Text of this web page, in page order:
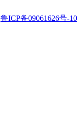
鲁ICP备09061626号-10